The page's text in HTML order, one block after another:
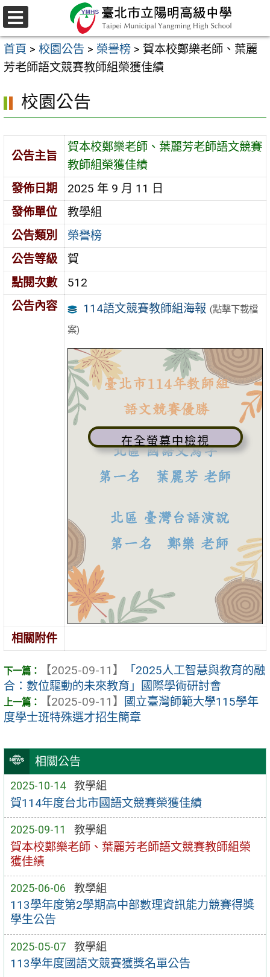
跳
至
主
要
容
區
選
單
首頁 > 校園公告 > 榮譽榜 > 賀本校鄭樂老師、葉麗
芳老師語文競賽教師組榮獲佳績
相關公告
2025-10-14 教學組
賀114年度台北市國語文競賽榮獲佳績
2025-09-11 教學組
賀本校鄭樂老師、葉麗芳老師語文競賽教師組榮
獲佳績
2025-06-06 教學組
113學年度第2學期高中部數理資訊能力競賽得獎
學生公告
2025-05-07 教學組
113學年度國語文競賽獲獎名單公告
校園公告
公告主旨
賀本校鄭樂老師、葉麗芳老師語文競賽
教師組榮獲佳績
發佈日期
2025 年 9 月 11 日
發佈單位
教學組
公告類別
榮譽榜
公告等級
賀
點閱次數
512
公告內容
114語文競賽教師組海報 (點擊下載檔
案)
在全螢幕中檢視
相關附件
【2025-09-11】
「2025人工智慧與教育的融
合：數位驅動的未來教育」國際學術研討會
【2025-09-11】
國立臺灣師範大學115學年
度學士班特殊選才招生簡章